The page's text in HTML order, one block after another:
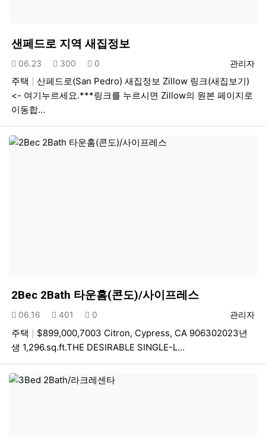
샌페드로 지역 새집정보
등록자
관리자
등록일
06.23 조회
300 추천
0
주택
산페드로(San Pedro) 새집정보 Zillow 링크(새집보기)
<- 여기누르세요.***링크를 누르시면 Zillow의 원본 페이지로
이동합…
2Bec 2Bath 타운홈(콘도)/사이프레스
등록자
관리자
등록일
06.16 조회
401 추천
0
주택
$899,000,7003 Citron, Cypress, CA 906302023년
생 1,296.sq.ft.THE DESIRABLE SINGLE-L…